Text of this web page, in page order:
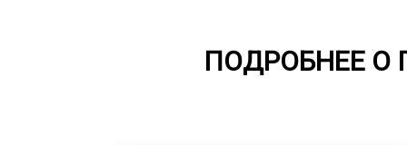
ПОДРОБНЕЕ О